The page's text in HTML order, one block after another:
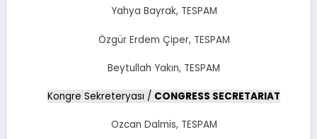
Yahya Bayrak, TESPAM
Özgür Erdem Çiper, TESPAM
Beytullah Yakın, TESPAM
Kongre Sekreteryası / CONGRESS SECRETARIAT
Ozcan Dalmis, TESPAM